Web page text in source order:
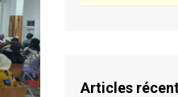
Articles